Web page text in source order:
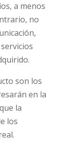
a menos
no
son los
en la
la
los